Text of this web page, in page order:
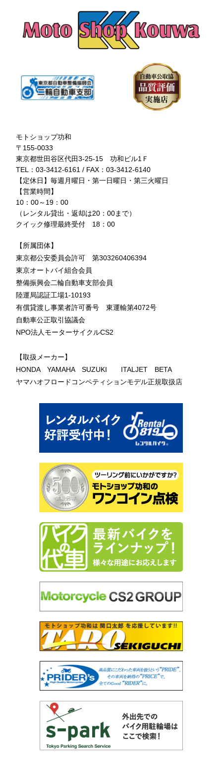
モトショップ功和
〒155-0033
東京都世田谷区代田3-25-15 功和ビル1Ｆ
TEL：03-3412-6161 / FAX：03-3412-6140
【定休日】毎週月曜日・第一日曜日・第三火曜日
【営業時間】
10：00～19：00
（レンタル貸出・返却は20：00まで）
クイック修理最終受付 18：00
【所属団体】
東京都公安委員会許可 第303260406394
東京オートバイ組合会員
整備振興会二輪自動車支部会員
陸運局認証工場1-10193
有償貸渡し事業者許可番号 東運輸第4072号
自動車公正取引協議会
NPO法人モーターサイクルCS2
【取扱メーカー】
HONDA YAMAHA SUZUKI ITALJET BETA
ヤマハオフロードコンペティションモデル正規取扱店